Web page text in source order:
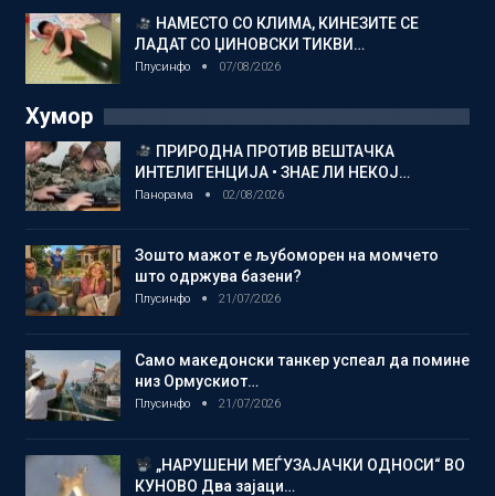
НАМЕСТО СО КЛИМА, КИНЕЗИТЕ СЕ
ЛАДАТ СО ЏИНОВСКИ ТИКВИ…
Плусинфо 07/08/2026
Хумор
ПРИРОДНА ПРОТИВ ВЕШТАЧКА
ИНТЕЛИГЕНЦИЈА • ЗНАЕ ЛИ НЕКОЈ…
Панорама 02/08/2026
Зошто мажот е љубоморен на момчето
што одржува базени?
Плусинфо 21/07/2026
Само македонски танкер успеал да помине
низ Ормускиот…
Плусинфо 21/07/2026
„НАРУШЕНИ МЕЃУЗАЈАЧКИ ОДНОСИ“ ВО
КУНОВО Два зајаци…